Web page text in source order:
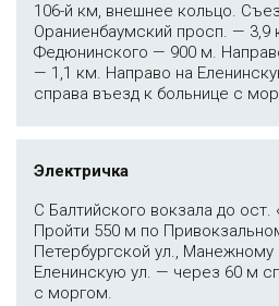
106-й км, внешнее кольцо.
Ораниенбаумский просп. — 3,9
Федюнинского — 900 м.
— 1,1 км. Направо на
справа въезд к больнице с
Электричка
С Балтийского вокзала до ост.
Пройти 550 м по
Петербургской ул., Манежному
Еленинскую ул. — через 60 м
с моргом.